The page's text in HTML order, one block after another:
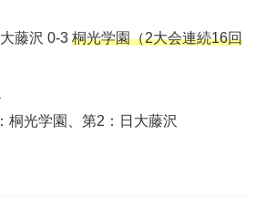
藤沢 0-3桐光学園（2大会連続16回
桐光学園、第2：日大藤沢